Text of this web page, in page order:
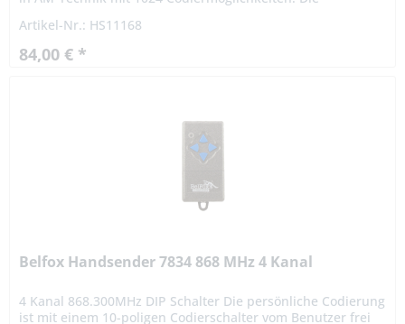
Codierschalter vom...
Artikel-Nr.: HS11168
84,00 € *
Belfox Handsender 7834 868 MHz 4 Kanal
4 Kanal 868.300MHz DIP Schalter Die persönliche Codierung
ist mit einem 10-poligen Codierschalter vom Benutzer frei